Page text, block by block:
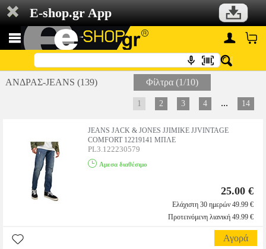
E-shop.gr App
ΑΝΔΡΑΣ-JEANS (139) Φίλτρα (1/10)
1 2 3 4 ... 14
JEANS JACK & JONES JJIMIKE JJVINTAGE
COMFORT 12219141 ΜΠΛΕ
PL3.122230579
Αμεσα διαθέσιμο
25.00 €
Ελάχιστη 30 ημερών 49.99 €
Προτεινόμενη λιανική 49.99 €
Αγορά